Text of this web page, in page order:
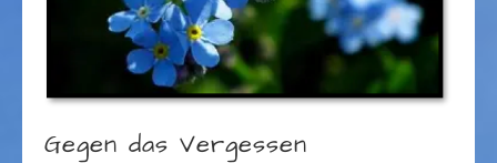
Gegen das Vergessen